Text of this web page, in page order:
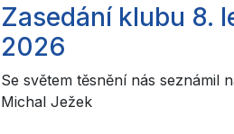
Zasedání klubu 8.
2026
Se světem těsnění nás seznámil
Michal Ježek